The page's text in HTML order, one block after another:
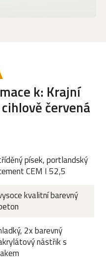
k: Krajní
červená
písek, portlandský
CEM I 52,5
kvalitní barevný
2x barevný
nástřik s